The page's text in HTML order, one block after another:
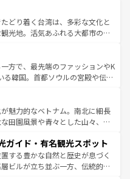
ードやハワイアンミュージッ
ど、すべてがハワイの魅力を彩
しい発見と感動が待っているハ
そびえるウルル（エアーズロッ
原生林やケアンズの熱帯雨林な
また、カフェやワイン、オージ
実しており、サーフィンやダイ
アウトドア好きにはたまらな
な魅力を存分に味わいつくそ
どり着く台湾は、多彩な文化と
光地。活気あふれる大都市の台
ある台湾東部など、都市の喧騒
おり、訪れる人に新しい発見と
また、奥深い台湾の食文化も魅
ツなど、バラエティ豊かな料理
、新着の台湾情報は コンテンツ一覧を参
方で、最先端のファッションやK
る韓国。首都ソウルの宮殿や伝統
季折々の自然美を楽しむことが
焼肉、絶品のストリートフード
が待っている。夜には、韓国な
国の多彩な魅力を心ゆくまで味
てほしい。 なお、新着の韓国情報はコンテンツ一
魅力的なベトナム。南北に細長
田園風景や青々とした山々、世
づく。ハノイの古い町並みやホ
時代の建物も、独特の雰囲気を
ラエティの豊かさとおいしさで
ガイド・有名観光スポット
する豊かな自然と歴史が息づく
ビルが立ち並ぶ一方、伝統的な